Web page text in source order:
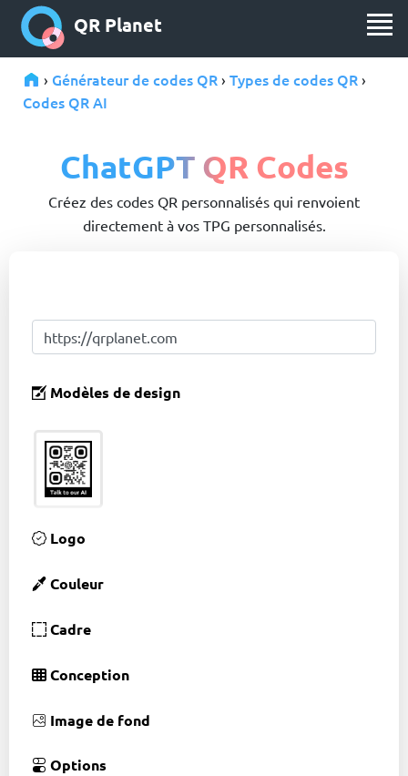
QR Planet
› Générateur de codes QR › Types de codes QR ›
Codes QR AI
ChatGPT QR Codes
Créez des codes QR personnalisés qui renvoient
directement à vos TPG personnalisés.
Modèles de design
Logo
Couleur
Cadre
Conception
Image de fond
Options